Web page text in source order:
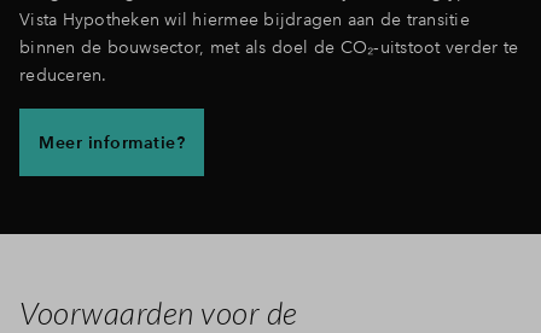
Vista Hypotheken wil hiermee bijdragen aan de transitie
binnen de bouwsector, met als doel de CO₂‑uitstoot verder te
reduceren.
Meer informatie?
Voorwaarden voor de